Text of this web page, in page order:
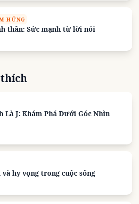
HỨNG
thần: Sức mạnh từ lời nói
thích
Là J: Khám Phá Dưới Góc Nhìn
hy vọng trong cuộc sống